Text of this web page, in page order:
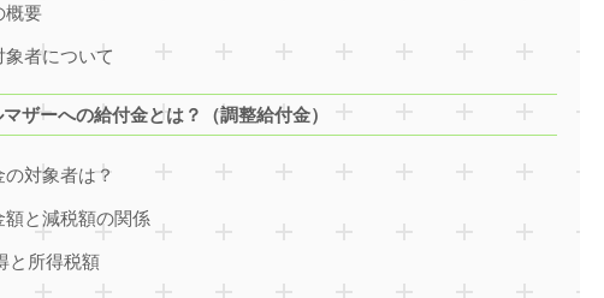
概要
象者について
ザーへの給付金とは？（調整給付金）
対象者は？
額と減税額の関係
と所得税額